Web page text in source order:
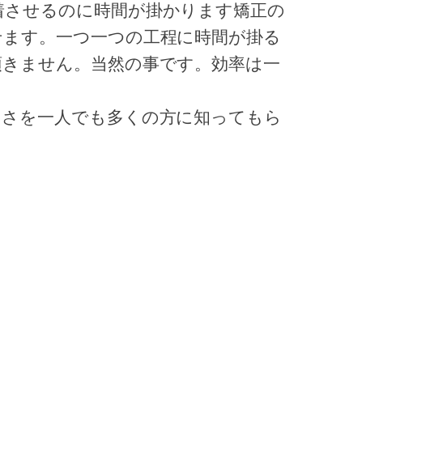
せるのに時間が掛かります矯正の
す。一つ一つの工程に時間が掛る
ません。当然の事です。効率は一
さを一人でも多くの方に知ってもら